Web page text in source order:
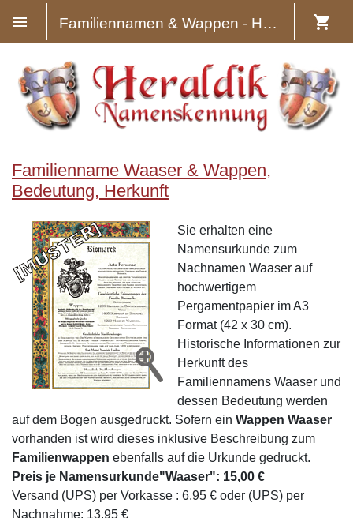
Familiennamen & Wappen - Heraldik
Familienname Waaser & Wappen,
Bedeutung, Herkunft
Sie erhalten eine
Namensurkunde zum
Nachnamen Waaser auf
hochwertigem
Pergamentpapier im A3
Format (42 x 30 cm).
Historische Informationen zur
Herkunft des
Familiennamens Waaser und
dessen Bedeutung werden
auf dem Bogen ausgedruckt. Sofern ein Wappen Waaser
vorhanden ist wird dieses inklusive Beschreibung zum
Familienwappen ebenfalls auf die Urkunde gedruckt.
Preis je Namensurkunde"Waaser": 15,00 €
Versand (UPS) per Vorkasse : 6,95 € oder (UPS) per
Nachnahme: 13,95 €